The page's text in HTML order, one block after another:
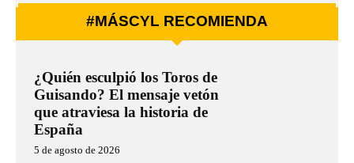
#MÁSCYL RECOMIENDA
¿Quién esculpió los Toros de
Guisando? El mensaje vetón
que atraviesa la historia de
España
5 de agosto de 2026